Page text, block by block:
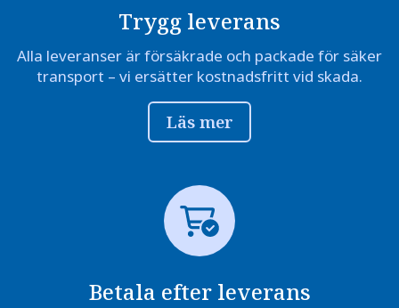
Trygg leverans
Alla leveranser är försäkrade och packade för säker
transport – vi ersätter kostnadsfritt vid skada.
Läs mer
Betala efter leverans